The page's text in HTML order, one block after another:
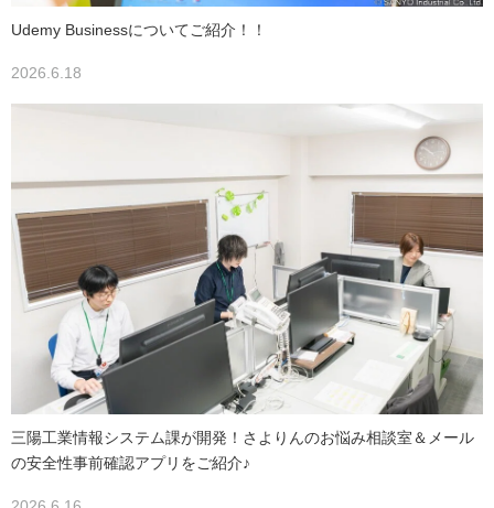
Udemy Businessについてご紹介！！
2026.6.18
三陽工業情報システム課が開発！さよりんのお悩み相談室＆メール
の安全性事前確認アプリをご紹介♪